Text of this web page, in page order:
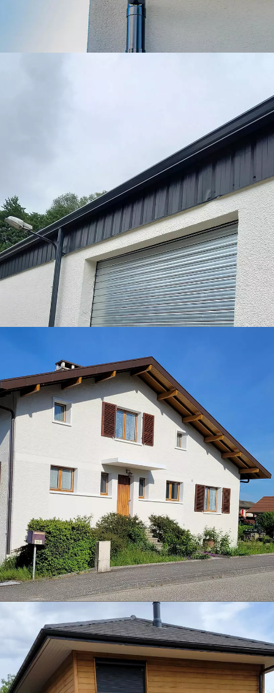
Gouttière alu – Aix-les-Bains (73)
Remplacement des gouttières alu d'un hangar
professionnel à Aix-les-Bains (73).
Travaux de toiture, façade et bardage à
Chavanod – GB Peinture